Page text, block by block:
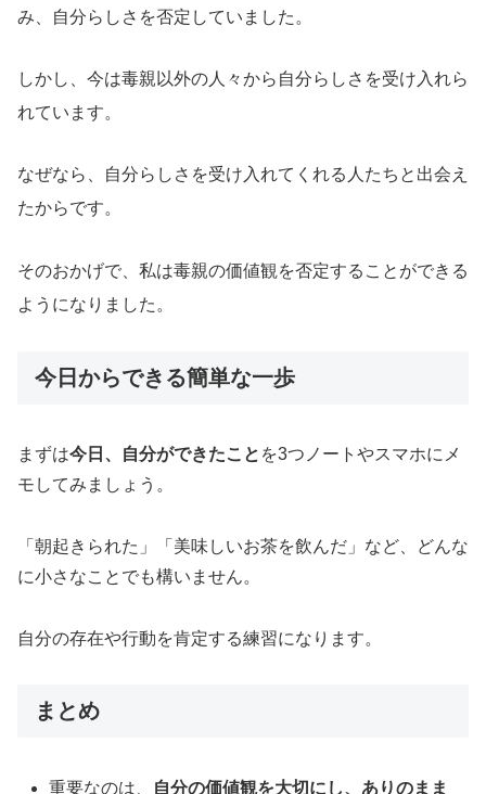
み、自分らしさを否定していました。
しかし、今は毒親以外の人々から自分らしさを受け入れら
れています。
なぜなら、自分らしさを受け入れてくれる人たちと出会え
たからです。
そのおかげで、私は毒親の価値観を否定することができる
ようになりました。
今日からできる簡単な一歩
まずは今日、自分ができたこと を3つノートやスマホにメ
モしてみましょう。
「朝起きられた」「美味しいお茶を飲んだ」など、どんな
に小さなことでも構いません。
自分の存在や行動を肯定する練習になります。
まとめ
重要なのは、
自分の価値観を大切にし、ありのまま